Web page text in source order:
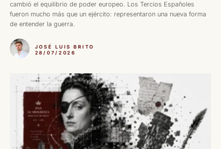
cambió el equilibrio de poder europeo. Los Tercios Españoles
fueron mucho más que un ejército: representaron una nueva forma
de entender la guerra.
JOSÉ LUIS BRITO
28/07/2026